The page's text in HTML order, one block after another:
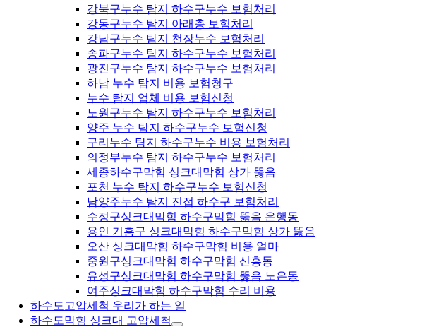
강북구누수 탐지 하수구누수 보험처리
강동구누수 탐지 아래층 보험처리
강남구누수 탐지 천장누수 보험처리
송파구누수 탐지 하수구누수 보험처리
광진구누수 탐지 하수구누수 보험처리
하남 누수 탐지 비용 보험청구
누수 탐지 업체 비용 보험신청
노원구누수 탐지 하수구누수 보험처리
양주 누수 탐지 하수구누수 보험신청
구리누수 탐지 하수구누수 비용 보험처리
의정부누수 탐지 하수구누수 보험처리
세종하수구막힘 싱크대막힘 상가 뚫음
포천 누수 탐지 하수구누수 보험신청
남양주누수 탐지 진접 하수구 보험처리
수정구싱크대막힘 하수구막힘 뚫음 은행동
용인 기흥구 싱크대막힘 하수구막힘 상가 뚫음
오산 싱크대막힘 하수구막힘 비용 얼마
중원구싱크대막힘 하수구막힘 신흥동
유성구싱크대막힘 하수구막힘 뚫음 노은동
여주싱크대막힘 하수구막힘 수리 비용
하수도고압세척 우리가 하는 일
하수도막힘 싱크대 고압세척